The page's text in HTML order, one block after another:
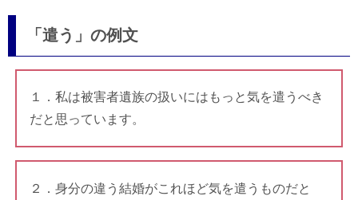
「遣う」の例文
１．私は被害者遺族の扱いにはもっと気を遣うべき
だと思っています。
２．身分の違う結婚がこれほど気を遣うものだと